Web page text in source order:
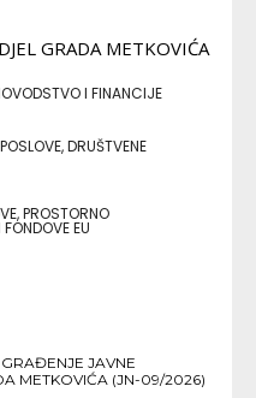
I FINANCIJE
DRUŠTVENE
PROSTORNO
EU
JAVNE
METKOVIĆA (JN-09/2026)